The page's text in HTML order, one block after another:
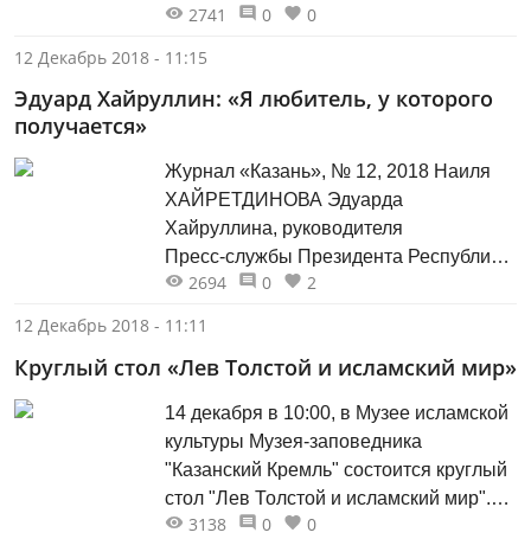
настораживала, реклама интриговала,
замыслу фонда поддержки
город» была дана непривычная
театральная жизнь. В угоду искусству
старинный особняк Демидова отдал
себя целиком декорациям и действу:
под спектакль...
2741 0
0
12 Декабрь 2018 - 11:15
Эдуард Хайруллин: «Я любитель, у которого
получается»
Журнал «Казань», № 12, 2018 Наиля
ХАЙРЕТДИНОВА Эдуарда
Хайруллина, руководителя
Пресс‑службы Президента Республики
Татарстан, знают многие. Его рабочий
дипломатическая выдержка,
умеет находить общий язык с
журналистским корпусом.
2694 0
2
12 Декабрь 2018 - 11:11
Круглый стол «Лев Толстой и исламский мир»
14 декабря в 10:00, в Музее исламской
культуры Музея-заповедника
"Казанский Кремль" состоится круглый
стол "Лев Толстой и исламский мир".
Встреча пройдет в рамках
3138 0
0